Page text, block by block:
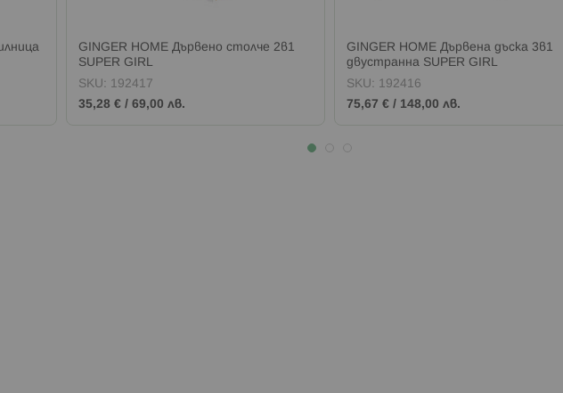
GINGER HOME Дървено столче 2в1
SUPER GIRL
SKU: 192417
35,28 € / 69,00 лв.
GINGER HOME Дървена дъска 3в1
двустранна SUPER GIRL
SKU: 192416
75,67 € / 148,00 лв.